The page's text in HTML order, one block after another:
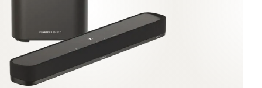
INSPIRATION
MÄRKEN